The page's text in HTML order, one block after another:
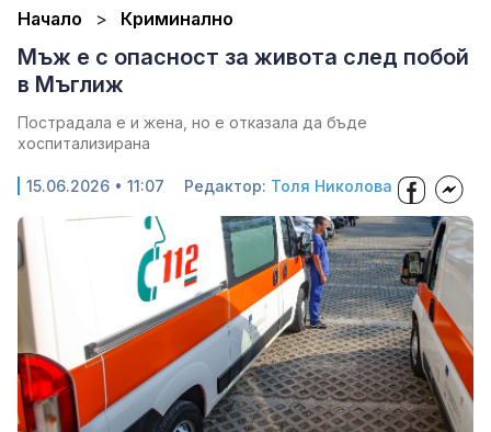
Начало Криминално
Мъж е с опасност за живота след побой
в Мъглиж
Пострадала е и жена, но е отказала да бъде
хоспитализирана
15.06.2026 • 11:07 Редактор: Толя Николова